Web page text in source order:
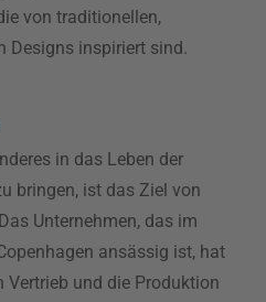
von traditionellen,
Designs inspiriert sind.
in das Leben der
bringen, ist das Ziel von
Unternehmen, das im
ansässig ist, hat
Vertrieb und die Produktion